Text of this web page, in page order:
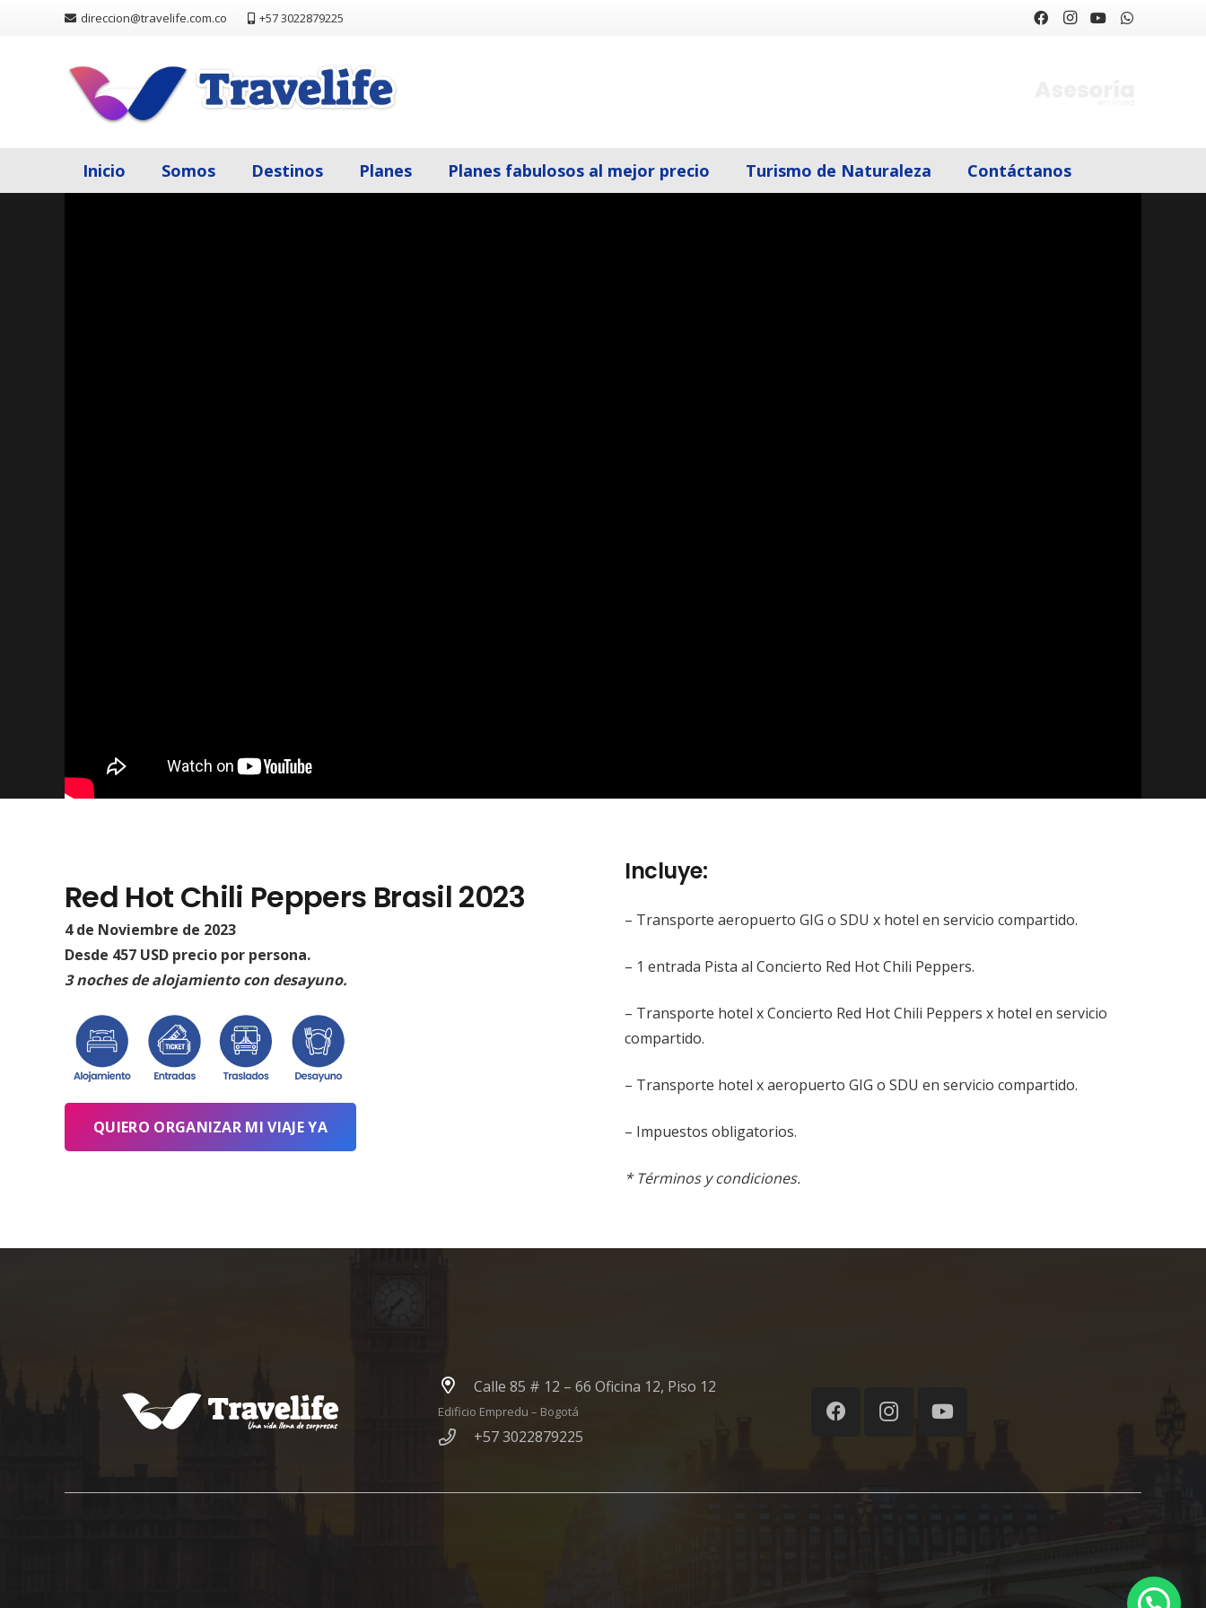
direccion@travelife.com.co +57 3022879225
Inicio Somos Destinos Planes Planes fabulosos al mejor precio Turismo de Naturaleza Contáctanos
Red Hot Chili Peppers Brasil 2023
4 de Noviembre de 2023
Desde 457 USD precio por persona.
3 noches de alojamiento con desayuno.
QUIERO ORGANIZAR MI VIAJE YA
Incluye:
– Transporte aeropuerto GIG o SDU x hotel en servicio compartido.
– 1 entrada Pista al Concierto Red Hot Chili Peppers.
– Transporte hotel x Concierto Red Hot Chili Peppers x hotel en servicio
compartido.
– Transporte hotel x aeropuerto GIG o SDU en servicio compartido.
– Impuestos obligatorios.
* Términos y condiciones.
Calle 85 # 12 – 66 Oficina 12, Piso 12
Edificio Empredu – Bogotá
+57 3022879225